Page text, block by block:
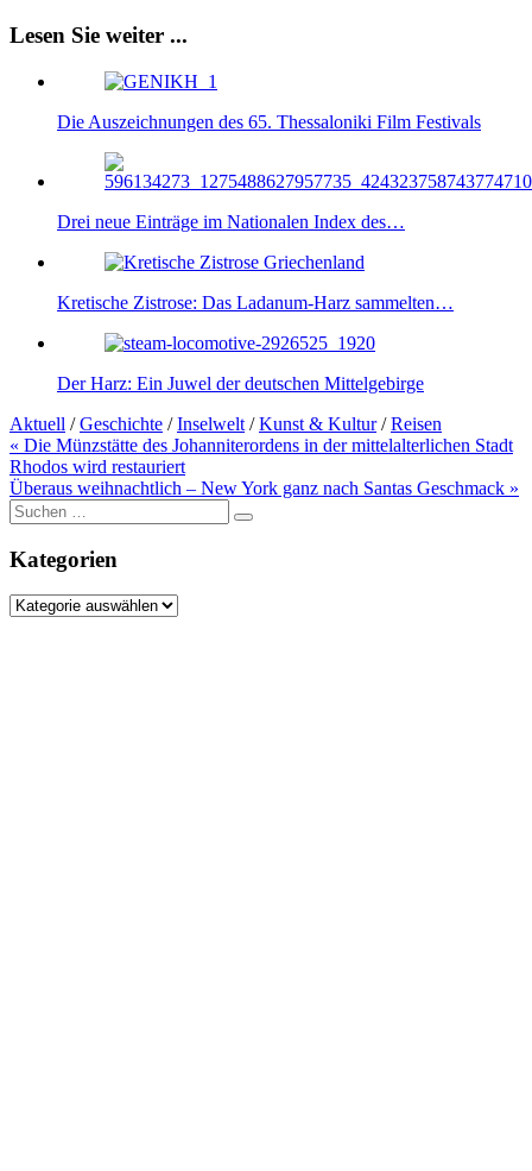
Lesen Sie weiter ...
Die Auszeichnungen des 65. Thessaloniki Film Festivals
Drei neue Einträge im Nationalen Index des…
Kretische Zistrose: Das Ladanum-Harz sammelten…
Der Harz: Ein Juwel der deutschen Mittelgebirge
Aktuell /Geschichte /Inselwelt /Kunst & Kultur/Reisen
Beitragsnavigation
« Die Münzstätte des Johanniterordens in der mittelalterlichen Stadt
Rhodos wird restauriert
Überaus weihnachtlich – New York ganz nach Santas Geschmack »
Suche
nach:
Kategorien
Kategorien